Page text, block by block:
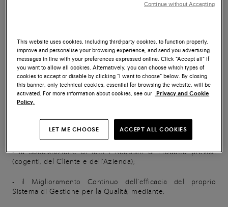
La Qualità è da sempre per Santoni un valore
Quality Policy riflette, quindi, l’attitudine di Santoni a
perseguire l’eccellenza qualitativa lungo tutta la catena del
valore e risponde ai requisiti degli standard di qualità ISO
9001.
Il presente documento ufficializza, in estrema sintesi,
l’impegno dell’Azienda a soddisfare tutte le esigenze
perseguimento degli obiettivi strategici aziendali, volti a
- la Soddisfazione di tutti i Requisiti di Prodotto previsti
(cogenti, del Cliente e dell’Azienda);
- il Miglioramento Continuo dell’efficacia del proprio
Sistema di Gestione per la Qualità, mediante:
This website uses cookies, including third-party cookies, to function properly,
improve and personalise your browsing experience, and send you advertising
messages in line with your preferences expressed online. Click “Accept all” if
you want to allow all cookies. Alternatively, you can choose which types of
cookies to accept or disable by clicking “I want to choose” below. By closing
this banner, only technical cookies, essential for browsing the website, will be
activated. For more information about cookies, see our Privacy and Cookie
Policy.
LET ME CHOOSE ACCEPT ALL COOKIES
Continue without Accepting